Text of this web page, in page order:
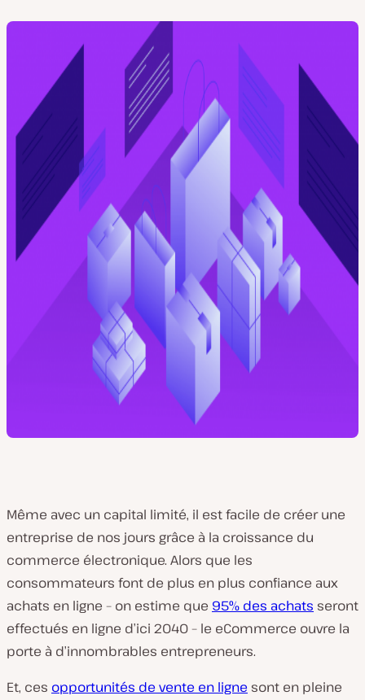
Même avec un capital limité, il est facile de créer une
entreprise de nos jours grâce à la croissance du
commerce électronique. Alors que les
consommateurs font de plus en plus confiance aux
achats en ligne – on estime que 95% des achats seront
effectués en ligne d’ici 2040 – le eCommerce ouvre la
porte à d’innombrables entrepreneurs.
Et, ces opportunités de vente en ligne sont en pleine